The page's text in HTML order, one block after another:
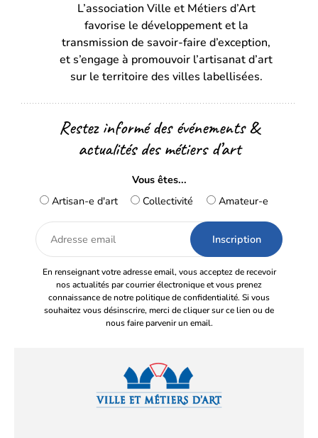
un
onglet)onglet)
L’association Ville et Métiers d’Art
favorise le développement et la
transmission de savoir-faire d’exception,
et s’engage à promouvoir l’artisanat d’art
sur le territoire des villes labellisées.
Restez informé des événements &
actualités des métiers d’art
Vous êtes...
Artisan-e d'art
Collectivité Amateur-e
Adresse
email
En renseignant votre adresse email, vous acceptez de recevoir
nos actualités par courrier électronique et vous prenez
connaissance de notre politique de confidentialité. Si vous
souhaitez vous désinscrire, merci de cliquer sur ce lien ou de
nous faire parvenir un email.